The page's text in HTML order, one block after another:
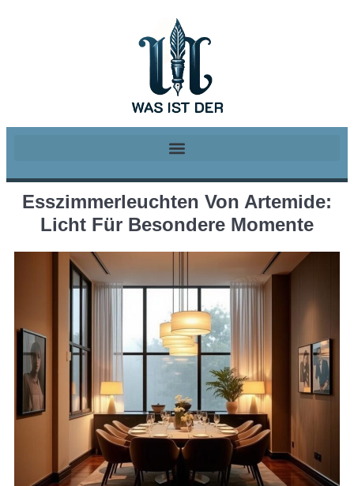
Esszimmerleuchten Von Artemide:
Licht Für Besondere Momente